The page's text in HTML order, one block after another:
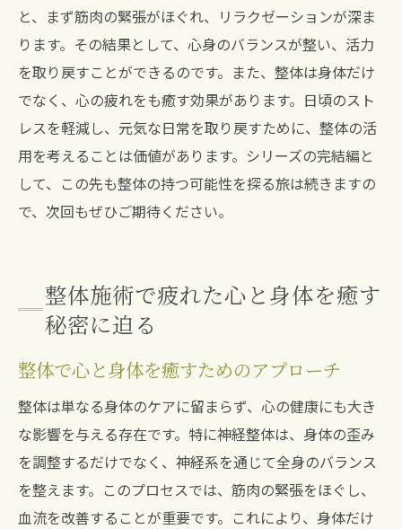
と、まず筋肉の緊張がほぐれ、リラクゼーションが深ま
ります。その結果として、心身のバランスが整い、活力
を取り戻すことができるのです。また、整体は身体だけ
でなく、心の疲れをも癒す効果があります。日頃のスト
レスを軽減し、元気な日常を取り戻すために、整体の活
用を考えることは価値があります。シリーズの完結編と
して、この先も整体の持つ可能性を探る旅は続きますの
で、次回もぜひご期待ください。
整体施術で疲れた心と身体を癒す
秘密に迫る
整体で心と身体を癒すためのアプローチ
整体は単なる身体のケアに留まらず、心の健康にも大き
な影響を与える存在です。特に神経整体は、身体の歪み
を調整するだけでなく、神経系を通じて全身のバランス
を整えます。このプロセスでは、筋肉の緊張をほぐし、
血流を改善することが重要です。これにより、身体だけ